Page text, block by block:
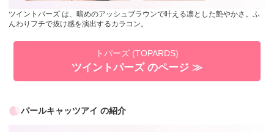
ツイントパーズ は、暗めのアッシュブラウンで叶える凛とした艶やかさ。ふ
んわりフチで抜け感を演出するカラコン。
トパーズ (TOPARDS)
ツイントパーズ のページ ≫
パールキャッツアイ の紹介